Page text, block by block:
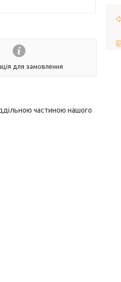
для замовлення
частиною нашого